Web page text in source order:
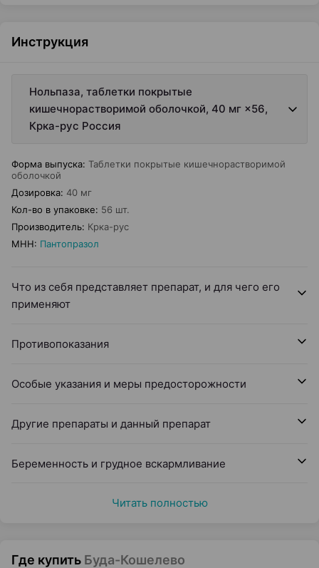
Инструкция
Нольпаза, таблетки покрытые
кишечнорастворимой оболочкой, 40 мг ×56,
Крка-рус Россия
Форма выпуска: Таблетки покрытые кишечнорастворимой
оболочкой
Дозировка: 40 мг
Кол-во в упаковке: 56 шт.
Производитель: Крка-рус
МНН: Пантопразол
Что из себя представляет препарат, и для чего его
применяют
Противопоказания
Особые указания и меры предосторожности
Другие препараты и данный препарат
Беременность и грудное вскармливание
Читать полностью
Где купить Буда-Кошелево